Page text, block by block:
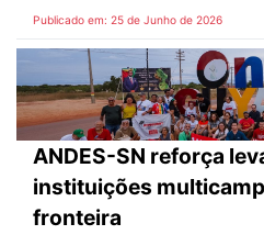
Publicado em: 25 de Junho de 2026
ANDES-SN reforça
instituições
fronteira